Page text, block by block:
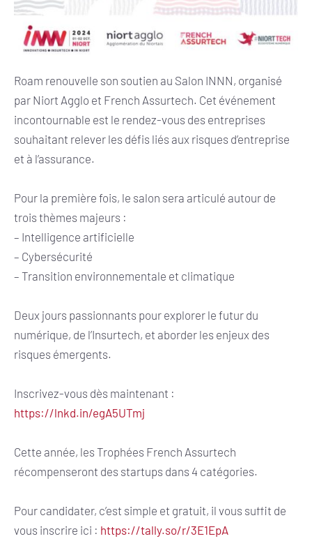
Roam renouvelle son soutien au Salon INNN, organisé
par Niort Agglo et French Assurtech. Cet événement
incontournable est le rendez-vous des entreprises
souhaitant relever les défis liés aux risques d’entreprise
et à l’assurance.
Pour la première fois, le salon sera articulé autour de
trois thèmes majeurs :
– Intelligence artificielle
– Cybersécurité
– Transition environnementale et climatique
Deux jours passionnants pour explorer le futur du
numérique, de l’Insurtech, et aborder les enjeux des
risques émergents.
Inscrivez-vous dès maintenant :
https://lnkd.in/egA5UTmj
Cette année, les Trophées French Assurtech
récompenseront des startups dans 4 catégories.
Pour candidater, c’est simple et gratuit, il vous suffit de
vous inscrire ici : https://tally.so/r/3E1EpA